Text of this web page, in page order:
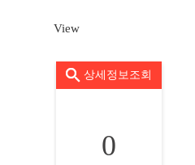
View
상세정보조회
0